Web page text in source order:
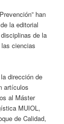
han
de la editorial
de la
ciencias
dirección de
artículos
al Máster
MUIOL,
de Calidad,